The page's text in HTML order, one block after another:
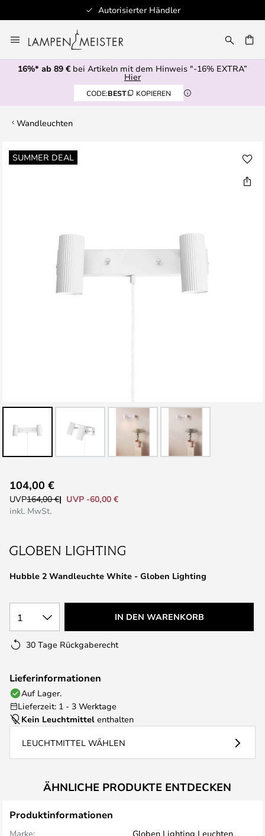
Autorisierter Händler
Inhalt
springen
16%* ab 89 € bei Artikeln mit dem Hinweis "-16% EXTRA”
Hier
CODE:BEST KOPIEREN
Wandleuchten
SUMMER DEAL
Zum
Ende
Anfang
der
Hubble 2 Wandleuchte White - Globen Lighting
104,00 €
UVP164,00 €
UVP -60,00 €
inkl. MwSt.
1 IN DEN WARENKORB
30 Tage Rückgaberecht
Lieferinformationen
Auf Lager.
Lieferzeit: 1 - 3 Werktage
Kein Leuchtmittel enthalten
LEUCHTMITTEL WÄHLEN
ÄHNLICHE PRODUKTE ENTDECKEN
Produktinformationen
Marke:
Globen Lighting Leuchten